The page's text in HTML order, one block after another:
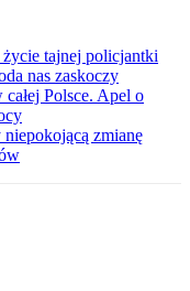
tajnej policjantki
nas zaskoczy
Polsce. Apel o
zmianę